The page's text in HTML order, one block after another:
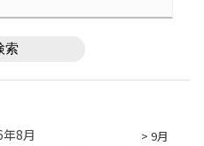
> 9月
8月